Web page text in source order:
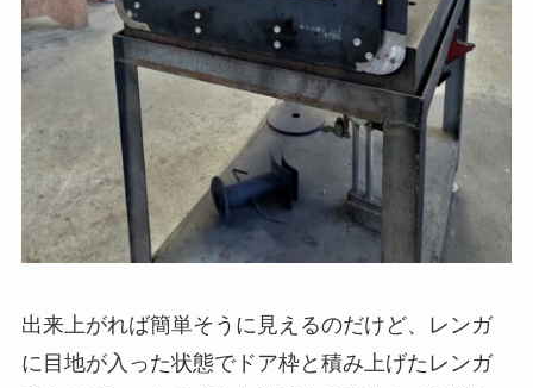
出来上がれば簡単そうに見えるのだけど、レンガ
に目地が入った状態でドア枠と積み上げたレンガ